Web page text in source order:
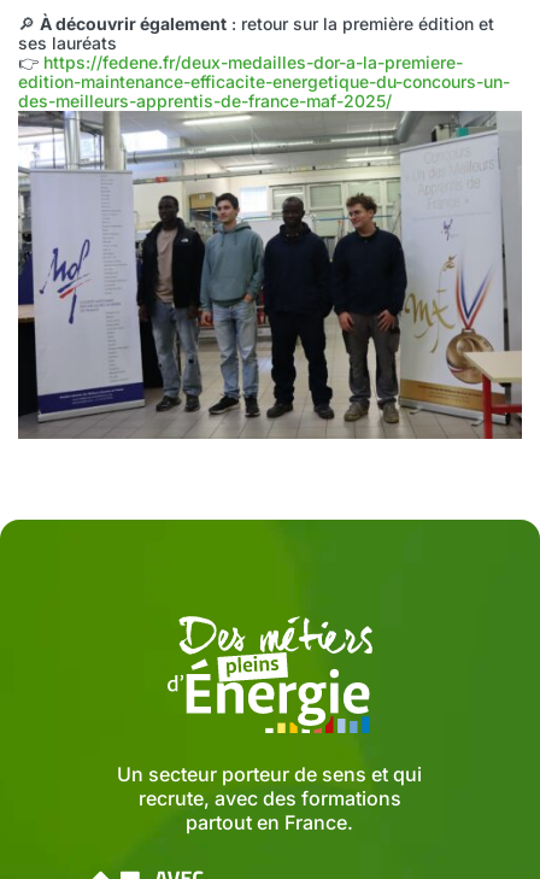
🔎 À découvrir également : retour sur la première édition et
ses lauréats
👉 https://fedene.fr/deux-medailles-dor-a-la-premiere-
edition-maintenance-efficacite-energetique-du-concours-un-
des-meilleurs-apprentis-de-france-maf-2025/
Un secteur porteur de sens et qui
recrute, avec des formations
partout en France.